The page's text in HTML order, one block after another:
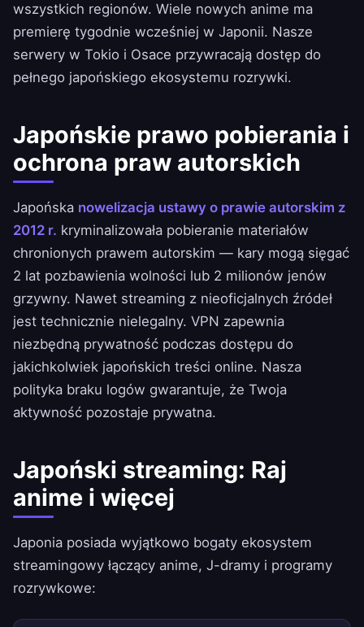
wszystkich regionów. Wiele nowych anime ma
premierę tygodnie wcześniej w Japonii. Nasze
serwery w Tokio i Osace przywracają dostęp do
pełnego japońskiego ekosystemu rozrywki.
Japońskie prawo pobierania i
ochrona praw autorskich
Japońska nowelizacja ustawy o prawie autorskim z
2012 r. kryminalizowała pobieranie materiałów
chronionych prawem autorskim — kary mogą sięgać
2 lat pozbawienia wolności lub 2 milionów jenów
grzywny. Nawet streaming z nieoficjalnych źródeł
jest technicznie nielegalny. VPN zapewnia
niezbędną prywatność podczas dostępu do
jakichkolwiek japońskich treści online. Nasza
polityka braku logów gwarantuje, że Twoja
aktywność pozostaje prywatna.
Japoński streaming: Raj
anime i więcej
Japonia posiada wyjątkowo bogaty ekosystem
streamingowy łączący anime, J-dramy i programy
rozrywkowe: